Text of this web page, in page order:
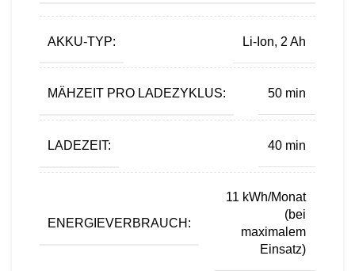
AKKU-TYP: Li-Ion, 2 Ah
MÄHZEIT PRO LADEZYKLUS: 50 min
LADEZEIT: 40 min
ENERGIEVERBRAUCH:
11 kWh/Monat
(bei
maximalem
Einsatz)